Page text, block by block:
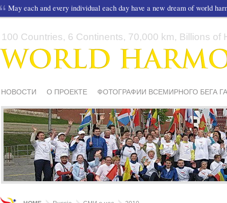
May each and every individual each day have a new dream of world
100 Countries, 6 Continents, 70,000 km, Billions of
НОВОСТИ О ПРОЕКТЕ
ФОТОГРАФИИ ВСЕМИРНОГО БЕГА
СМИ О НАС
ШКОЛЫ И ДЕТИ МАТЕРИАЛЫ ПИСЬМА